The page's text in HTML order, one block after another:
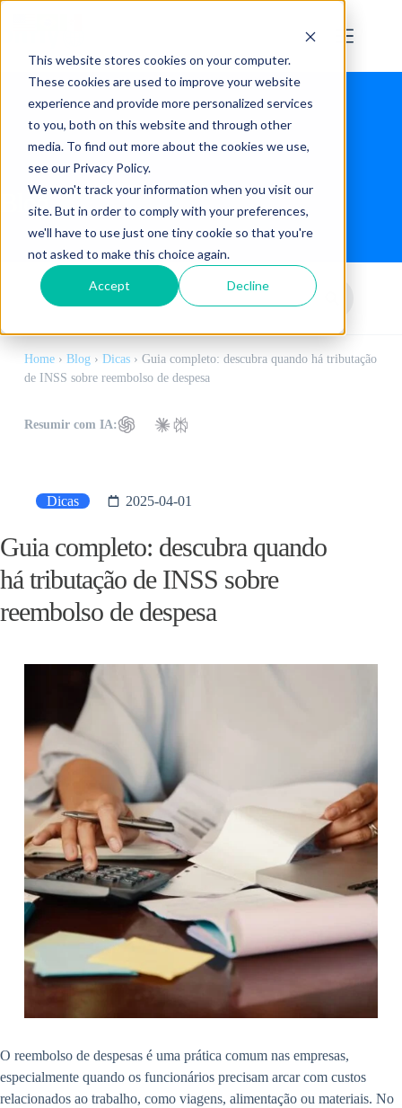
This website stores cookies on your computer.
These cookies are used to improve your website
experience and provide more personalized services
to you, both on this website and through other
media. To find out more about the cookies we use,
see our Privacy Policy.
We won't track your information when you visit our
site. But in order to comply with your preferences,
we'll have to use just one tiny cookie so that you're
not asked to make this choice again.
Accept Decline
Blog
Home› Blog› Dicas› Guia completo: descubra quando há tributação
de INSS sobre reembolso de despesa
Resumir com IA:
Dicas 2025-04-01
Guia completo: descubra quando
há tributação de INSS sobre
reembolso de despesa
O reembolso de despesas é uma prática comum nas empresas,
especialmente quando os funcionários precisam arcar com custos
relacionados ao trabalho, como viagens, alimentação ou materiais. No